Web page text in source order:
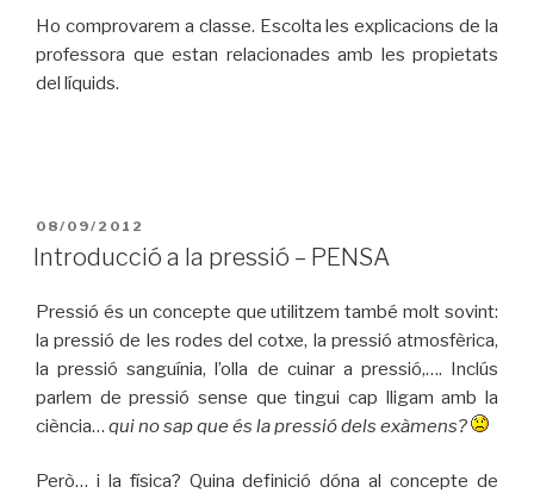
Ho comprovarem a classe. Escolta les explicacions de la
professora que estan relacionades amb les propietats
del líquids.
PUBLICAT
A
08/09/2012
Introducció a la pressió – PENSA
Pressió és un concepte que utilitzem també molt sovint:
la pressió de les rodes del cotxe, la pressió atmosfèrica,
la pressió sanguínia, l’olla de cuinar a pressió,…. Inclús
parlem de pressió sense que tingui cap lligam amb la
ciència… qui no sap que és la pressió dels exàmens?
Però… i la física? Quina definició dóna al concepte de